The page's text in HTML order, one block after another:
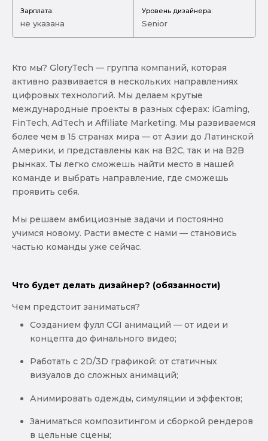
Зарплата:
не указана
Уровень дизайнера:
Senior
Кто мы? GloryTech — группа компаний, которая
активно развивается в нескольких направлениях
цифровых технологий. Мы делаем крутые
международные проекты в разных сферах: iGaming,
FinTech, AdTech и Affiliate Marketing. Мы развиваемся
более чем в 15 странах мира — от Азии до Латинской
Америки, и представлены как на B2C, так и на B2B
рынках. Ты легко сможешь найти место в нашей
команде и выбрать направление, где сможешь
проявить себя.
Мы решаем амбициозные задачи и постоянно
учимся новому. Расти вместе с нами — становись
частью команды уже сейчас.
Что будет делать дизайнер? (обязанности)
Чем предстоит заниматься?
Созданием фулл CGI анимаций — от идеи и
концепта до финального видео;
Работать с 2D/3D графикой: от статичных
визуалов до сложных анимаций;
Анимировать одежды, симуляции и эффектов;
Заниматься композитингом и сборкой рендеров
в цельные сцены;